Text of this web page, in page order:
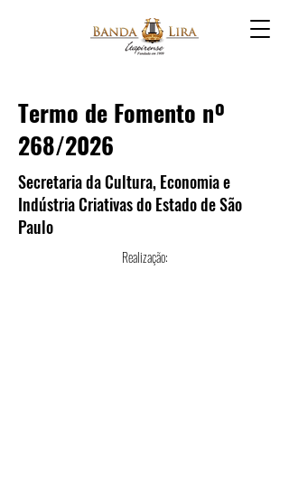
Termo de Fomento nº
268/2026
Secretaria da Cultura, Economia e
Indústria Criativas do Estado de São
Paulo
Realização: